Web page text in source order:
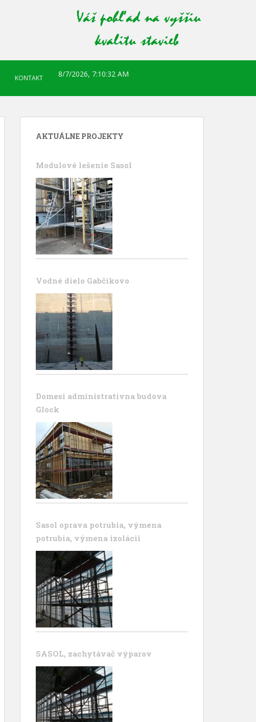
KONTAKT 8/7/2026, 7:10:34 AM
AKTUÁLNE PROJEKTY
Modulové lešenie Sasol
Vodné dielo Gabčíkovo
Domesi administrativna budova
Glock
Sasol oprava potrubia, výmena
potrubia, výmena izolácii
SASOL, zachytávač výparov